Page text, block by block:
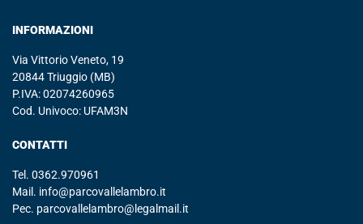
INFORMAZIONI
Via Vittorio Veneto, 19
20844 Triuggio (MB)
P.IVA: 02074260965
Cod. Univoco: UFAM3N
CONTATTI
Tel. 0362.970961
Mail. info@parcovallelambro.it
Pec. parcovallelambro@legalmail.it